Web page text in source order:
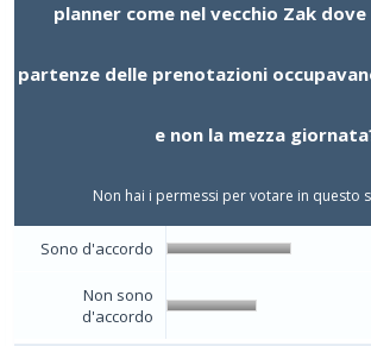
planner come nel vecchio Zak
partenze delle prenotazioni
e non la mezza
Non hai i permessi per votare in questo
Sono d'accordo
Non sono
d'accordo